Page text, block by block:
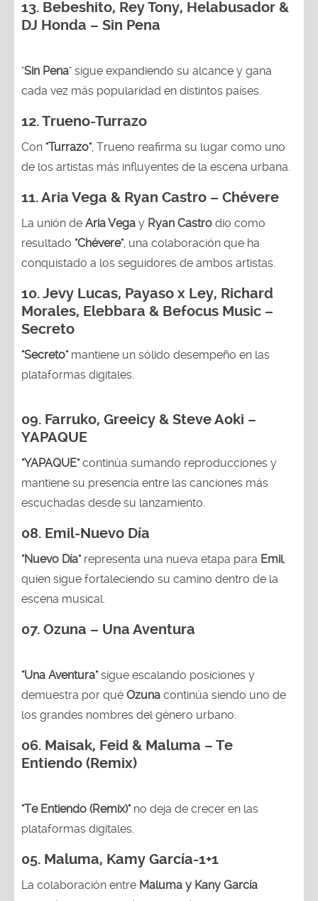
13. Bebeshito, Rey Tony, Helabusador &
DJ Honda – Sin Pena
"Sin Pena" sigue expandiendo su alcance y gana
cada vez más popularidad en distintos países.
12.Trueno-Turrazo
Con "Turrazo", Trueno reafirma su lugar como uno
de los artistas más influyentes de la escena urbana.
11. Aria Vega & Ryan Castro – Chévere
La unión de Aria Vega y Ryan Castro dio como
resultado "Chévere", una colaboración que ha
conquistado a los seguidores de ambos artistas.
10. Jevy Lucas, Payaso x Ley, Richard
Morales, Elebbara & Befocus Music –
Secreto
"Secreto"mantiene un sólido desempeño en las
plataformas digitales.
09. Farruko, Greeicy & Steve Aoki –
YAPAQUE
"YAPAQUE"continúa sumando reproducciones y
mantiene su presencia entre las canciones más
escuchadas desde su lanzamiento.
08. Emil-Nuevo Día
"Nuevo Día"representa una nueva etapa para Emil,
quien sigue fortaleciendo su camino dentro de la
escena musical.
07. Ozuna – Una Aventura
"Una Aventura"sigue escalando posiciones y
demuestra por qué Ozuna continúa siendo uno de
los grandes nombres del género urbano.
06. Maisak, Feid & Maluma – Te
Entiendo (Remix)
"Te Entiendo (Remix)"no deja de crecer en las
plataformas digitales.
05. Maluma, Kamy García-1+1
La colaboración entre Maluma y Kany García